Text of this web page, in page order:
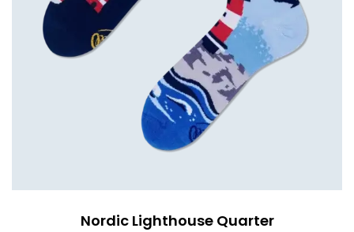
Nordic Lighthouse Quarter